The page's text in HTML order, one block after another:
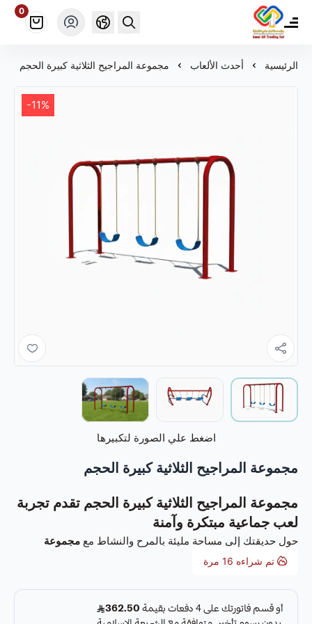
مؤسسة أمل علي ألعاب للتجارة
0
الرئيسية أحدث الألعاب مجموعة المراجيح الثلاثية كبيرة الحجم
-11%
اضغط علي الصورة لتكبيرها
مجموعة المراجيح الثلاثية كبيرة الحجم
مجموعة المراجيح الثلاثية كبيرة الحجم تقدم تجربة
لعب جماعية مبتكرة وآمنة
حول حديقتك إلى مساحة مليئة بالمرح والنشاط مع مجموعة
المرجيحة الثلاثية كبيرة الحجم
توفير أقصى درجات الأمان والاستقرار. تصميمها العملي والألوان
المبهجة يضيفان لمسة من الحيوية لأي مكان، بينما يشجع الأطفال
تم شراءه 16 مرة